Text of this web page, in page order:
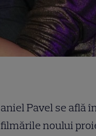
aniel Pavel se află
filmările noului